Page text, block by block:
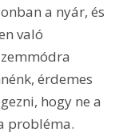
a nyár, és
való
érdemes
hogy ne a
probléma.